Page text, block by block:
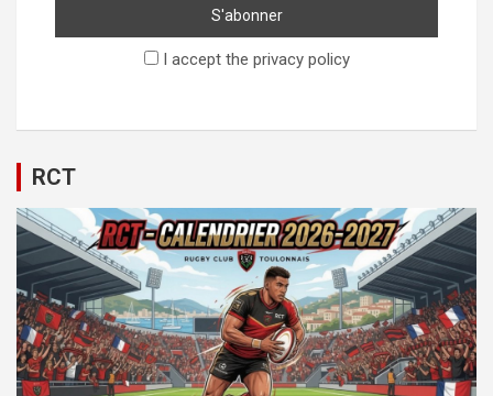
I accept the privacy policy
RCT